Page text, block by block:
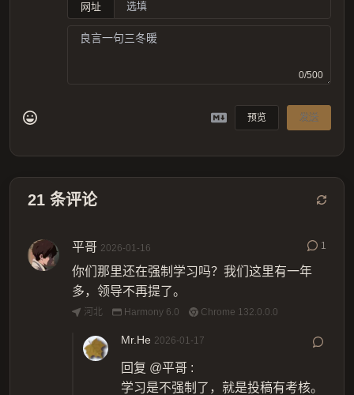
网址
0/500
预览 发送
21 条评论
平哥 2026-01-16 1
你们那里还在强制学习吗？我们这里有一年
多，领导不再提了。
河北 Harmony 6.0 Chrome 132.0.0.0
Mr.He 2026-01-17
回复 @平哥 :
学习是不强制了，就是投稿有考核。